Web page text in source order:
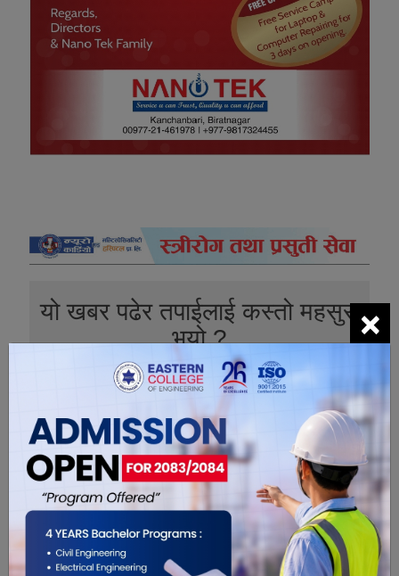
यो खबर पढेर तपाईलाई कस्तो महसुस
भयो ?
0 0 0 0
0
×